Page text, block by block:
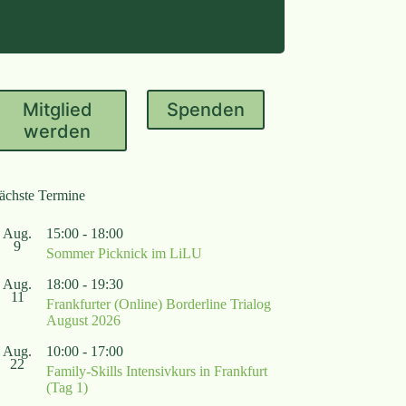
Mitglied
werden
Spenden
Termine
Aug.
9
15:00 - 18:00
Sommer Picknick im LiLU
Aug.
11
18:00 - 19:30
Frankfurter (Online) Borderline Trialog
August 2026
Aug.
22
10:00 - 17:00
Family-Skills Intensivkurs in Frankfurt
(Tag 1)